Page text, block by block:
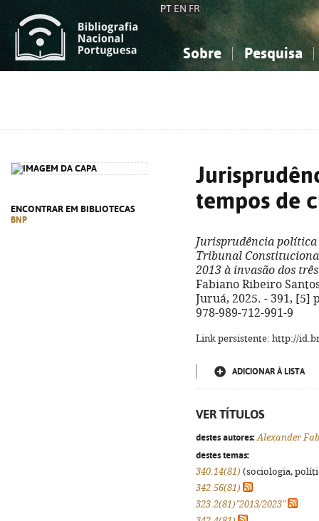
PT EN FR
Sobre Pesquisa
ENCONTRAR EM BIBLIOTECAS
BNP
tempos de
Jurisprudência política
Tribunal
2013 à invasão dos
Fabiano Ribeiro
Juruá, 2025. - 391, [5]
978-989-712-991-9
Link persistente: http://
ADICIONAR À LISTA
VER TÍTULOS
destes autores: Alexander
destes temas:
340.14(81) (sociologia,
342.56(81)
323.2(81)"2013/2023"